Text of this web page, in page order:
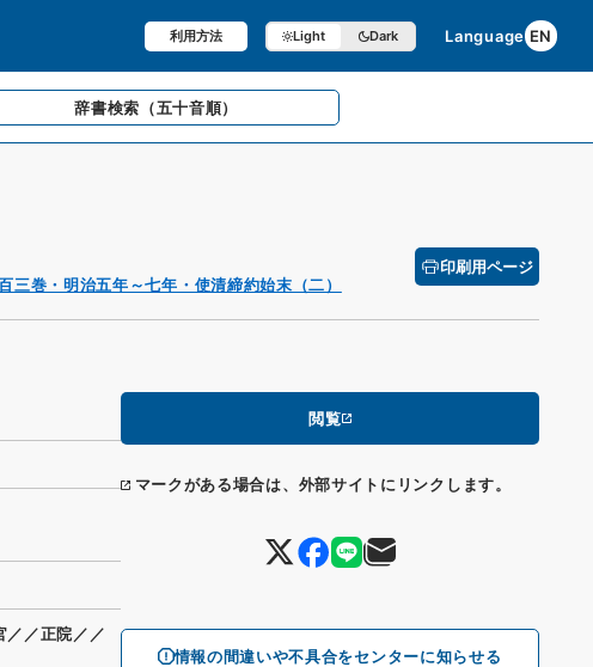
利用方法 Light Dark Language EN
辞書検索 （五十音順）
三巻・明治五年～七年・使清締約始末（二）
印刷用ページ
閲覧
マークがある場合は、外部サイトにリンクします。
情報の間違いや不具合をセンターに知らせる
／／正院／／